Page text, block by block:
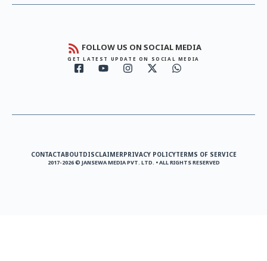
FOLLOW US ON SOCIAL MEDIA
GET LATEST UPDATE ON SOCIAL MEDIA
CONTACTABOUTDISCLAIMERPRIVACY POLICYTERMS OF SERVICE
2017-2026 © JANSEWA MEDIA PVT. LTD. • ALL RIGHTS RESERVED